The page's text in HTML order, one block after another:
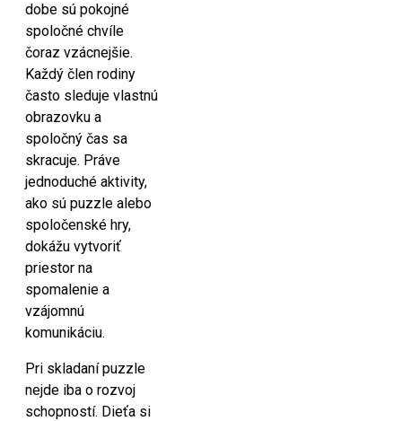
dobe sú pokojné
spoločné chvíle
čoraz vzácnejšie.
Každý člen rodiny
často sleduje vlastnú
obrazovku a
spoločný čas sa
skracuje. Práve
jednoduché aktivity,
ako sú puzzle alebo
spoločenské hry,
dokážu vytvoriť
priestor na
spomalenie a
vzájomnú
komunikáciu.
Pri skladaní puzzle
nejde iba o rozvoj
schopností. Dieťa si